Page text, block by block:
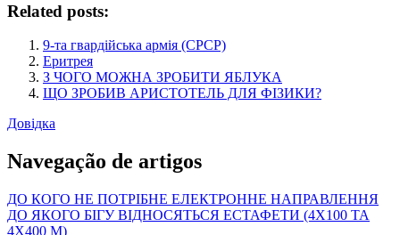
Related posts:
9-та гвардійська армія (СРСР)
Еритрея
З ЧОГО МОЖНА ЗРОБИТИ ЯБЛУКА
ЩО ЗРОБИВ АРИСТОТЕЛЬ ДЛЯ ФІЗИКИ?
Довідка
Navegação de artigos
ДО КОГО НЕ ПОТРІБНЕ ЕЛЕКТРОННЕ НАПРАВЛЕННЯ
ДО ЯКОГО БІГУ ВІДНОСЯТЬСЯ ЕСТАФЕТИ (4Х100 ТА
4Х400 М)